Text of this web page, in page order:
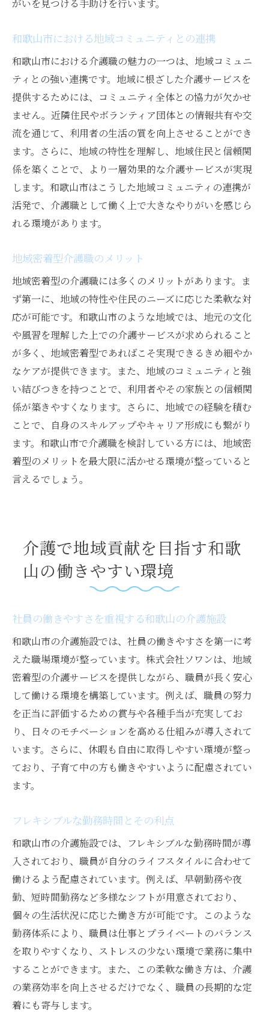
がいを見つける手助けを行います。
和歌山市における地域コミュニティとの連携
和歌山市における介護職の魅力の一つは、地域コミュニ
ティとの強い連携です。地域に根ざした介護サービスを
提供するためには、コミュニティ全体との協力が欠かせ
ません。近隣住民やボランティア団体との情報共有や交
流を通じて、利用者の生活の質を向上させることができ
ます。さらに、地域の特性を理解し、地域住民と信頼関
係を築くことで、より一層効果的な介護サービスが実現
します。和歌山市はこうした地域コミュニティの連携が
活発で、介護職として働く上で大きなやりがいを感じら
れる環境があります。
地域密着型介護職のメリット
地域密着型の介護職には多くのメリットがあります。ま
ず第一に、地域の特性や住民のニーズに応じた柔軟な対
応が可能です。和歌山市のような地域では、地元の文化
や風習を理解した上での介護サービスが求められること
が多く、地域密着型であればこそ実現できるきめ細やか
なケアが提供できます。また、地域のコミュニティと強
い結びつきを持つことで、利用者やその家族との信頼関
係が築きやすくなります。さらに、地域での経験を積む
ことで、自身のスキルアップやキャリア形成にも繋がり
ます。和歌山市で介護職を検討している方には、地域密
着型のメリットを最大限に活かせる環境が整っていると
言えるでしょう。
介護で地域貢献を目指す和歌
山の働きやすい環境
社員の働きやすさを重視する和歌山の介護施設
和歌山市の介護施設では、社員の働きやすさを第一に考
えた職場環境が整っています。株式会社ソワンは、地域
密着型の介護サービスを提供しながら、職員が長く安心
して働ける環境を構築しています。例えば、職員の努力
を正当に評価するための賞与や各種手当が充実してお
り、日々のモチベーションを高める仕組みが導入されて
います。さらに、休暇も自由に取得しやすい環境が整っ
ており、子育て中の方も働きやすいように配慮されてい
ます。
フレキシブルな勤務時間とその利点
和歌山市の介護施設では、フレキシブルな勤務時間が導
入されており、職員が自分のライフスタイルに合わせて
働けるよう配慮されています。例えば、早朝勤務や夜
勤、短時間勤務など多様なシフトが用意されており、
個々の生活状況に応じた働き方が可能です。このような
勤務体系により、職員は仕事とプライベートのバランス
を取りやすくなり、ストレスの少ない環境で業務に集中
することができます。また、この柔軟な働き方は、介護
の業務効率を向上させるだけでなく、職員の長期的な定
着にも寄与します。